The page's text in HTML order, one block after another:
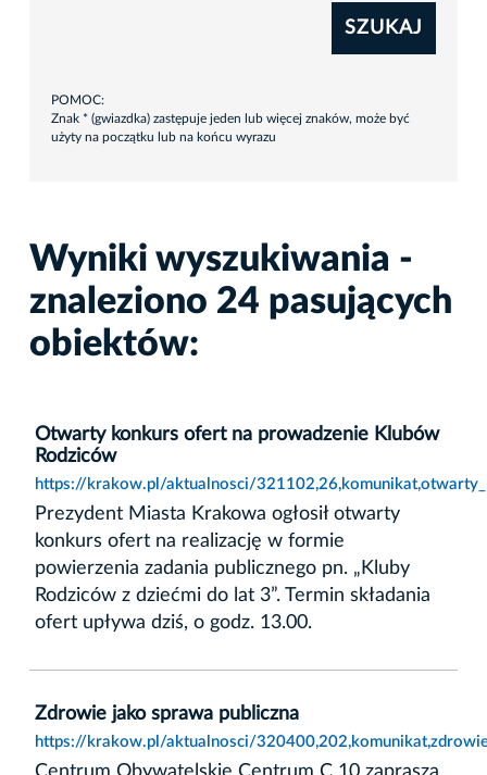
SZUKAJ
POMOC:
Znak * (gwiazdka) zastępuje jeden lub więcej znaków, może być
użyty na początku lub na końcu wyrazu
Wyniki wyszukiwania -
znaleziono 24 pasujących
obiektów:
Otwarty konkurs ofert na prowadzenie Klubów
Rodziców
https://krakow.pl/aktualnosci/
Prezydent Miasta Krakowa ogłosił otwarty
konkurs ofert na realizację w formie
powierzenia zadania publicznego pn. „Kluby
Rodziców z dziećmi do lat 3”. Termin składania
ofert upływa dziś, o godz. 13.00.
Zdrowie jako sprawa publiczna
https://krakow.pl/aktualnosci/